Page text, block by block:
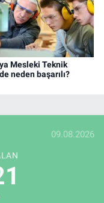
Mesleki Teknik
neden başarılı?
09.08.2026